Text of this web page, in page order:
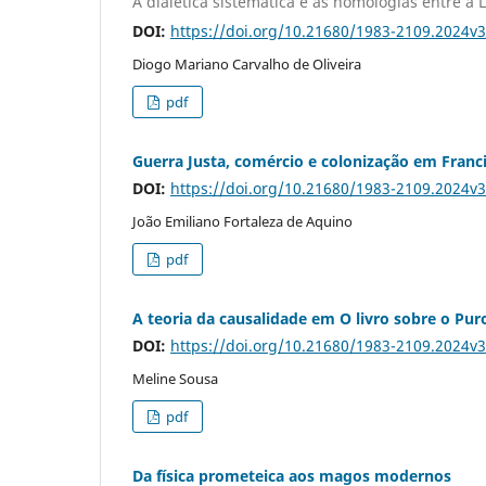
DOI: https://doi.org/10.21680/1983-
Diogo Mariano Carvalho de Oliveira
pdf
Guerra Justa, comércio e colonização em
DOI: https://doi.org/10.21680/1983-
João Emiliano Fortaleza de Aquino
pdf
A teoria da causalidade em O livro sobre o
DOI: https://doi.org/10.21680/1983-
Meline Sousa
pdf
Da física prometeica aos magos modernos